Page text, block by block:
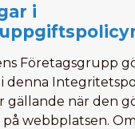
i
Företagsgrupp
denna
gällande när den
webbplatsen. Om